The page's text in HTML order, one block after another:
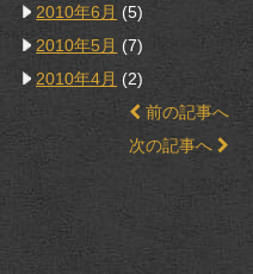
2010年6月 (5)
2010年5月 (7)
2010年4月 (2)
前の記事へ
次の記事へ